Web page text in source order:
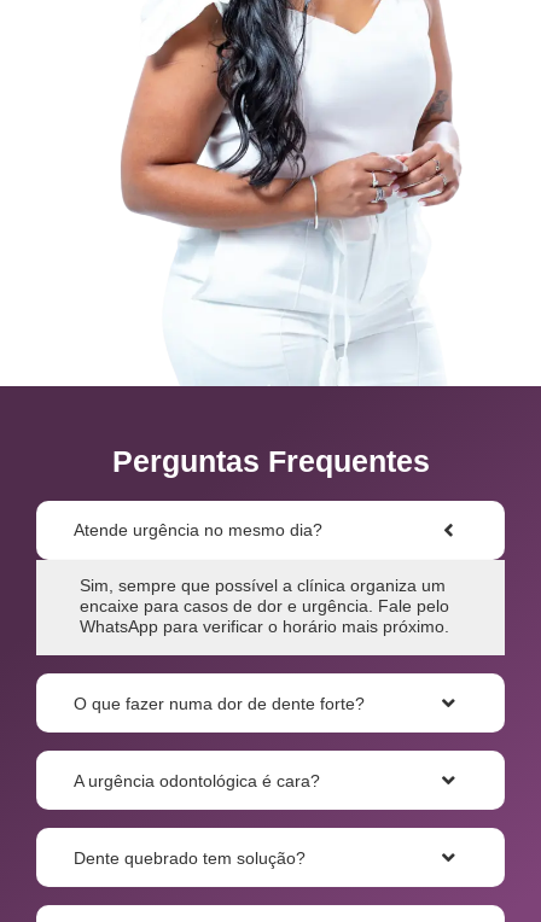
Perguntas Frequentes
Atende urgência no mesmo dia?
Sim, sempre que possível a clínica organiza um
encaixe para casos de dor e urgência. Fale pelo
WhatsApp para verificar o horário mais próximo.
O que fazer numa dor de dente forte?
A urgência odontológica é cara?
Dente quebrado tem solução?